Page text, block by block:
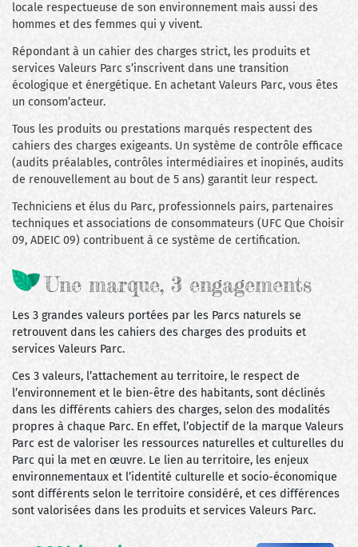
locale respectueuse de son environnement mais aussi des
hommes et des femmes qui y vivent.
Répondant à un cahier des charges strict, les produits et
services Valeurs Parc s’inscrivent dans une transition
écologique et énergétique. En achetant Valeurs Parc, vous êtes
un consom’acteur.
Tous les produits ou prestations marqués respectent des
cahiers des charges exigeants. Un système de contrôle efficace
(audits préalables, contrôles intermédiaires et inopinés, audits
de renouvellement au bout de 5 ans) garantit leur respect.
Techniciens et élus du Parc, professionnels pairs, partenaires
techniques et associations de consommateurs (UFC Que Choisir
09, ADEIC 09) contribuent à ce système de certification.
Une marque, 3 engagements
Les 3 grandes valeurs portées par les Parcs naturels se
retrouvent dans les cahiers des charges des produits et
services Valeurs Parc.
Ces 3 valeurs, l’attachement au territoire, le respect de
l’environnement et le bien-être des habitants, sont déclinés
dans les différents cahiers des charges, selon des modalités
propres à chaque Parc. En effet, l’objectif de la marque Valeurs
Parc est de valoriser les ressources naturelles et culturelles du
Parc qui la met en œuvre. Le lien au territoire, les enjeux
environnementaux et l’identité culturelle et socio-économique
sont différents selon le territoire considéré, et ces différences
sont valorisées dans les produits et services Valeurs Parc.